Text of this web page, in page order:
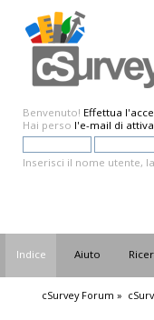
Benvenuto! Effettua
Hai perso l'e-mail di
Inserisci il nome utente,
Indice Aiuto
cSurvey Forum »